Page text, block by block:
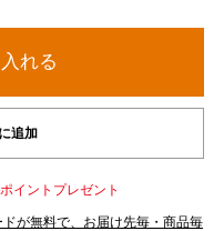
れる
追加
イントプレゼント
が無料で、お届け先毎・商品毎